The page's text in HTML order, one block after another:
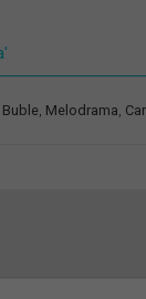
Buble Melodrama